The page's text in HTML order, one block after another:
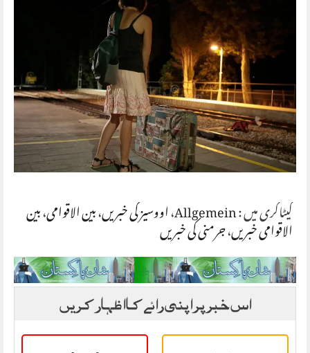
کیٹاگری میں :Allgemein،اووسیز کی خبریں،بین الاقوامی،بین الاقوامی خبریں،جرمنی کی خبریں
اس خبر پر اپنی رائے کا اظہار کریں